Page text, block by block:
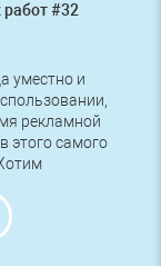
#32
уместно и
рекламной
этого самого